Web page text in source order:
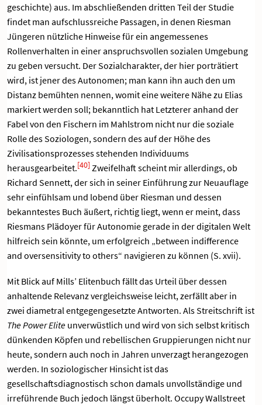
geschichte) aus. Im abschließenden dritten Teil der Studie
findet man aufschlussreiche Passagen, in denen Riesman
Jüngeren nützliche Hinweise für ein angemessenes
Rollenverhalten in einer anspruchsvollen sozialen Umgebung
zu geben versucht. Der Sozialcharakter, der hier porträtiert
wird, ist jener des Autonomen; man kann ihn auch den um
Distanz bemühten nennen, womit eine weitere Nähe zu Elias
markiert werden soll; bekanntlich hat Letzterer anhand der
Fabel von den Fischern im Mahlstrom nicht nur die soziale
Rolle des Soziologen, sondern des auf der Höhe des
Zivilisationsprozesses stehenden Individuums
herausgearbeitet.[40] Zweifelhaft scheint mir allerdings, ob
Richard Sennett, der sich in seiner Einführung zur Neuauflage
sehr einfühlsam und lobend über Riesman und dessen
bekanntestes Buch äußert, richtig liegt, wenn er meint, dass
Riesmans Plädoyer für Autonomie gerade in der digitalen Welt
hilfreich sein könnte, um erfolgreich „between indifference
and oversensitivity to others“ navigieren zu können (S. xvii).
Mit Blick auf Mills’ Elitenbuch fällt das Urteil über dessen
anhaltende Relevanz vergleichsweise leicht, zerfällt aber in
zwei diametral entgegengesetzte Antworten. Als Streitschrift ist
The Power Elite unverwüstlich und wird von sich selbst kritisch
dünkenden Köpfen und rebellischen Gruppierungen nicht nur
heute, sondern auch noch in Jahren unverzagt herangezogen
werden. In soziologischer Hinsicht ist das
gesellschaftsdiagnostisch schon damals unvollständige und
irreführende Buch jedoch längst überholt. Occupy Wallstreet